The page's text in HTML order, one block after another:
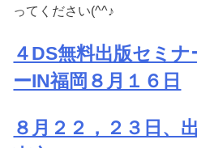
ってください(^^♪
４DS無料出版セミ
ーIN福岡８月１６日
８月２２，２３日、